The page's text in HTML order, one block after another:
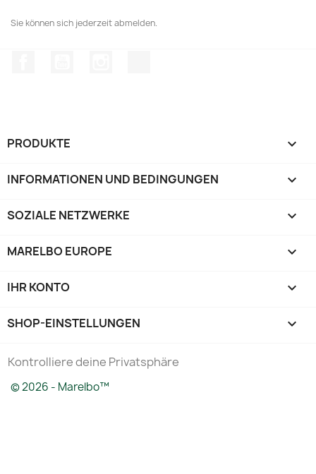
Sie können sich jederzeit abmelden.
PRODUKTE 
INFORMATIONEN UND BEDINGUNGEN 
SOZIALE NETZWERKE 
MARELBO EUROPE 
IHR KONTO 
SHOP-EINSTELLUNGEN keyboard_arrow_down
Kontrolliere deine Privatsphäre
© 2026 - Marelbo™